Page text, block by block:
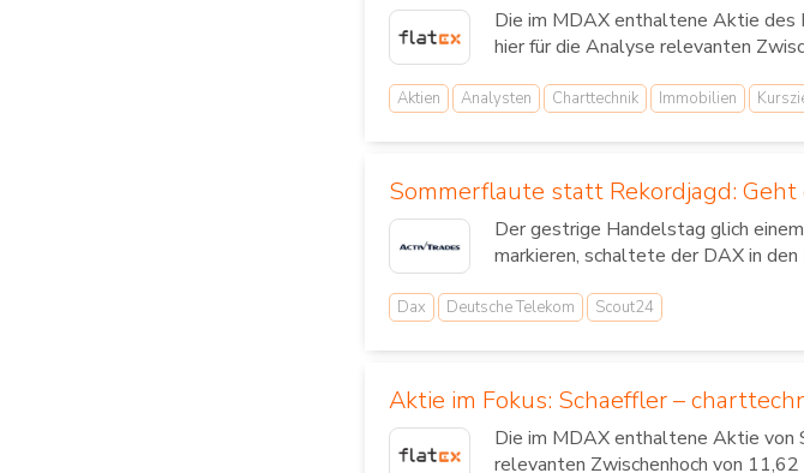
Die im MDAX enthaltene Aktie des
hier für die Analyse relevanten
Aktien Analysten Charttechnik Immobilien
Sommerflaute statt Rekordjagd:
Der gestrige Handelstag glich
markieren, schaltete der DAX in
Dax Deutsche Telekom Scout24
Aktie im Fokus: Schaeffler –
Die im MDAX enthaltene Aktie von
relevanten Zwischenhoch von